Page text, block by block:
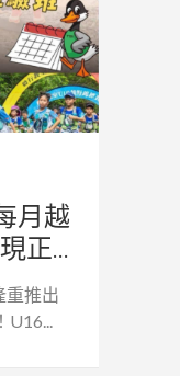
月越
正...
重推出
U16...